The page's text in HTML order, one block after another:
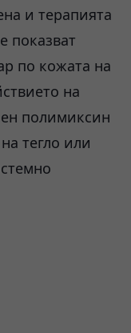
и терапията
показват
по кожата на
на
полимиксин
тегло или